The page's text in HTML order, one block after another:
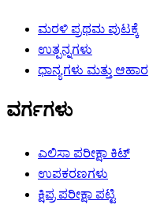
ಮರಳಿ ಪ್ರಥಮ ಪುಟಕ್ಕೆ
ಉತ್ಪನ್ನಗಳು
ಧಾನ್ಯಗಳು ಮತ್ತು ಆಹಾರ
ವರ್ಗಗಳು
ಎಲಿಸಾ ಪರೀಕ್ಷಾ ಕಿಟ್
ಉಪಕರಣಗಳು
ಕ್ಷಿಪ್ರ ಪರೀಕ್ಷಾ ಪಟ್ಟಿ